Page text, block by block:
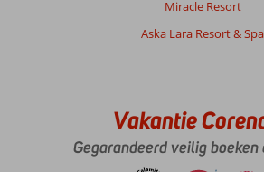
Miracle Resort
Aska Lara Resort & Spa
Vakantie
Gegarandeerd veilig boeken